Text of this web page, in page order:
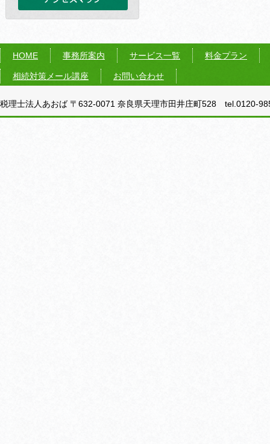
HOME 事務所案内 サービス一覧 料金プラン
相続対策メール講座 お問い合わせ
税理士法人あおば 〒632-0071 奈良県天理市田井庄町528 tel.0120-